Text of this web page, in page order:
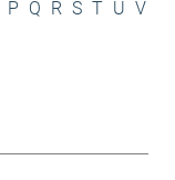
P Q R S T U V